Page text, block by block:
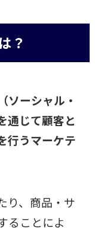
？
ソーシャル・
通じて顧客と
行うマーケテ
り、商品・サ
ることによ